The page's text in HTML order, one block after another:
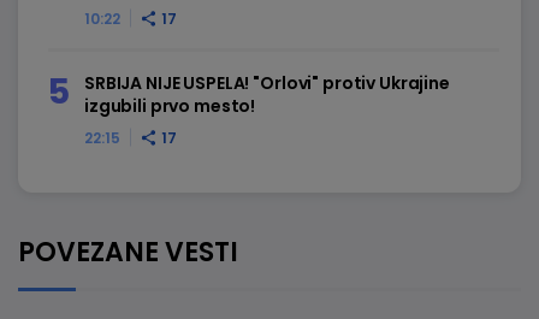
10:22 17
22:15 17
SRBIJA NIJE USPELA! "Orlovi" protiv Ukrajine
izgubili prvo mesto!
POVEZANE VESTI